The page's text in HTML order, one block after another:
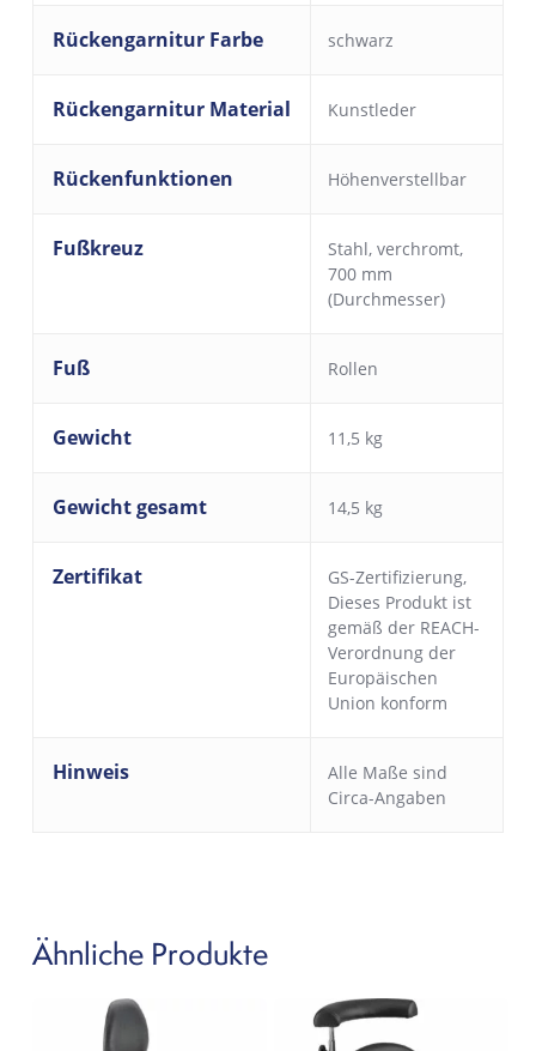
Rückengarnitur Farbe schwarz
Rückengarnitur Material Kunstleder
Rückenfunktionen Höhenverstellbar
Fußkreuz
Stahl, verchromt,
700 mm
(Durchmesser)
Fuß Rollen
Gewicht 11,5 kg
Gewicht gesamt 14,5 kg
Zertifikat GS-Zertifizierung,
Dieses Produkt ist
gemäß der REACH-
Verordnung der
Europäischen
Union konform
Hinweis
Alle Maße sind
Circa-Angaben
Ähnliche Produkte